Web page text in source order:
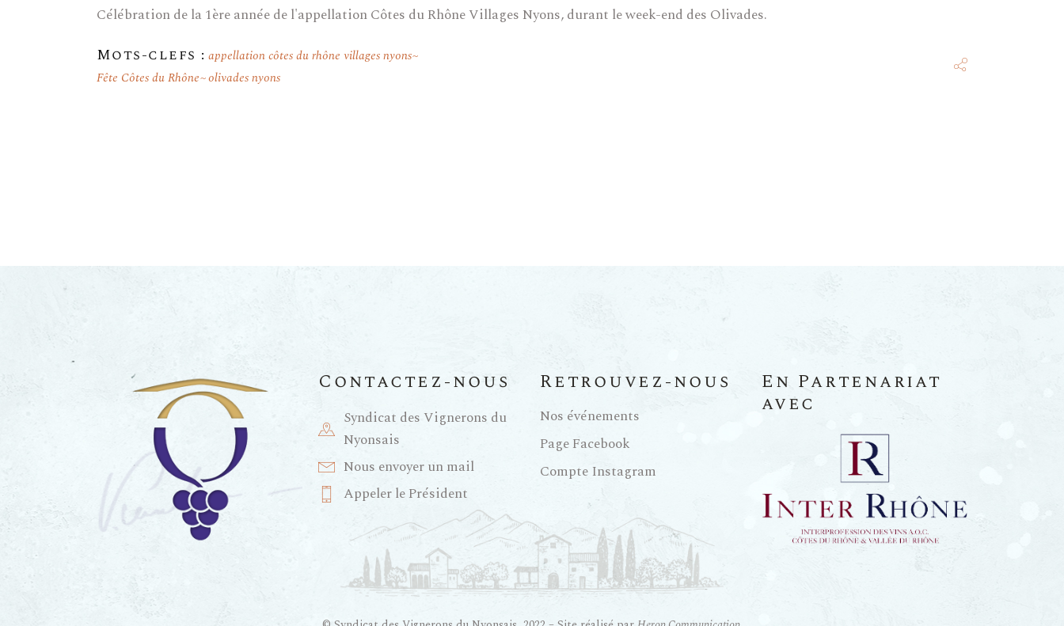
Célébration de la 1ère année de l'appellation Côtes du Rhône Villages Nyons, durant le week-end des Olivades.
Mots-clefs : appellation côtes du rhône villages nyons
Fête Côtes du Rhône olivades nyons
Contactez-nous
Syndicat des Vignerons du
Nyonsais
Nous envoyer un mail
Appeler le Président
Retrouvez-nous
Nos événements
Page Facebook
Compte Instagram
En Partenariat
avec